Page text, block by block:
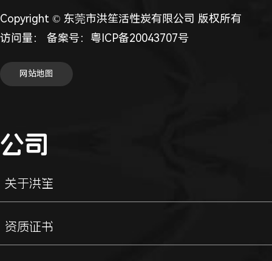
Copyright © 东莞市洪笙活性炭有限公司 版权所有
访问量：
备案号： 粤ICP备20043707号
网站地图
公司
关于洪笙
资质证书